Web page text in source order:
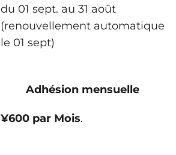
du 01 sept. au 31 août
(renouvellement automatique
le 01 sept)
Adhésion mensuelle
¥600 par Mois.